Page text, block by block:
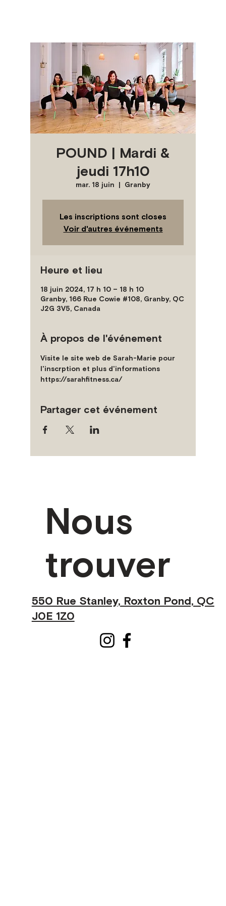
POUND | Mardi &
jeudi 17h10
mar. 18 juin
  |
Granby
Les inscriptions sont closes
Voir d'autres événements
Heure et lieu
18 juin 2024, 17 h 10 – 18 h 10
Granby, 166 Rue Cowie #108, Granby, QC
J2G 3V5, Canada
À propos de l'événement
Visite le site web de Sarah-Marie pour
l'inscrption et plus d'informations
https://sarahfitness.ca/
Partager cet événement
Nous
trouver
550 Rue Stanley, Roxton Pond, QC
J0E 1Z0